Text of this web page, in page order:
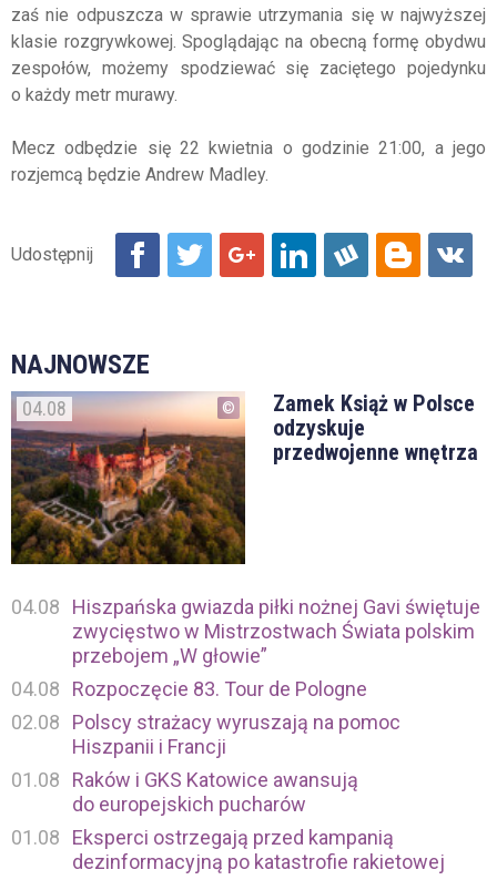
zaś nie odpuszcza w sprawie utrzymania się w najwyższej
klasie rozgrywkowej. Spoglądając na obecną formę obydwu
zespołów, możemy spodziewać się zaciętego pojedynku
o każdy metr murawy.
Mecz odbędzie się 22 kwietnia o godzinie 21:00, a jego
rozjemcą będzie Andrew Madley.
NAJNOWSZE
04.08
Zamek Książ w Polsce
odzyskuje
przedwojenne wnętrza
04.08
Hiszpańska gwiazda piłki nożnej Gavi świętuje
zwycięstwo w Mistrzostwach Świata polskim
przebojem „W głowie”
04.08
Rozpoczęcie 83. Tour de Pologne
02.08
Polscy strażacy wyruszają na pomoc
Hiszpanii i Francji
01.08
Raków i GKS Katowice awansują
do europejskich pucharów
01.08
Eksperci ostrzegają przed kampanią
dezinformacyjną po katastrofie rakietowej